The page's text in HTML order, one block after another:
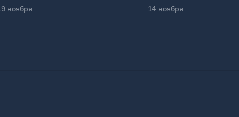
ноября
федеральный центр
14 ноября